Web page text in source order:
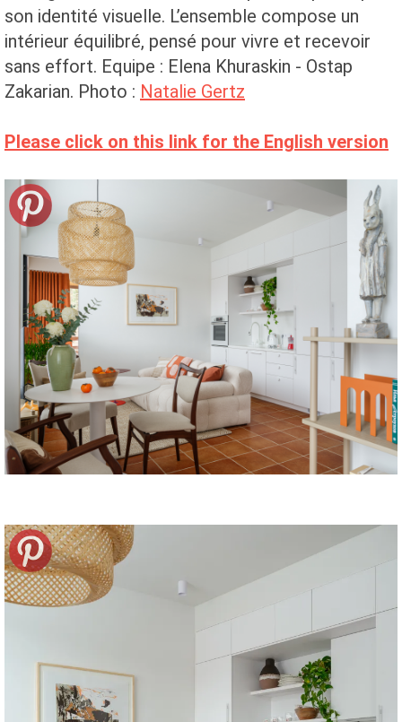
son identité visuelle. L’ensemble compose un
intérieur équilibré, pensé pour vivre et recevoir
sans effort. Equipe : Elena Khuraskin - Ostap
Zakarian. Photo : Natalie Gertz
Please click on this link for the English version